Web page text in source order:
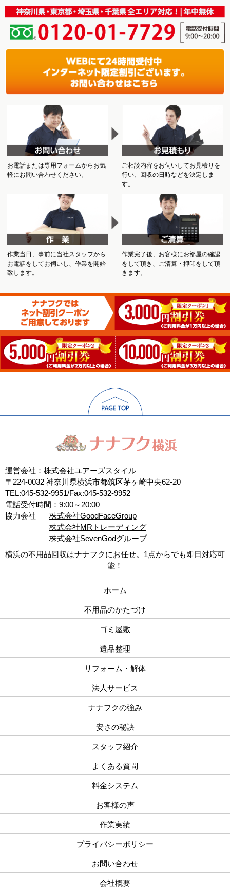
お電話または専用フォームからお気
軽にお問い合わせください。
ご相談内容をお伺いしてお見積りを
行い、回収の日時などを決定しま
す。
作業当日、事前に当社スタッフから
お電話をしてお伺いし、作業を開始
致します。
作業完了後、お客様にお部屋の確認
をして頂き、ご清算・押印をして頂
きます。
運営会社：株式会社ユアーズスタイル
〒224-0032 神奈川県横浜市都筑区茅ヶ崎中央62-20
TEL:045-532-9951/Fax:045-532-9952
電話受付時間：9:00～20:00
協力会社
株式会社GoodFaceGroup
株式会社MRトレーディング
株式会社SevenGodグループ
横浜の不用品回収はナナフクにお任せ。1点からでも即日対応可
能！
ホーム
不用品のかたづけ
ゴミ屋敷
遺品整理
リフォーム・解体
法人サービス
ナナフクの強み
安さの秘訣
スタッフ紹介
よくある質問
料金システム
お客様の声
作業実績
プライバシーポリシー
お問い合わせ
会社概要